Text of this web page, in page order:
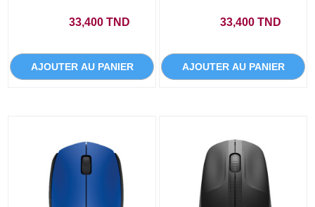
33,400 TND
AJOUTER AU PANIER
33,400 TND
AJOUTER AU PANIER